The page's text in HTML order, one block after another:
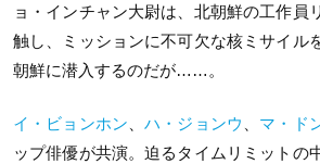
ョ・インチャン大尉は、北朝鮮の工作員
触し、ミッションに不可欠な核ミサイル
朝鮮に潜入するのだが……。
イ・ビョンホン 、ハ・ジョンウ マ・ド
ップ俳優が共演。迫るタイムリミットの